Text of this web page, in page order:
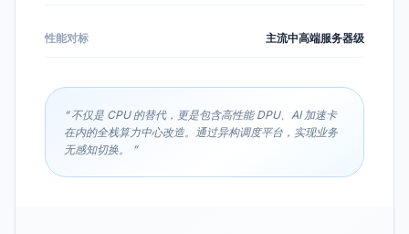
性能对标 主流中高端服务器级
“ 不仅是 CPU 的替代，更是包含高性能 DPU、AI 加速卡
在内的全栈算力中心改造。通过异构调度平台，实现业务
无感知切换。 ”